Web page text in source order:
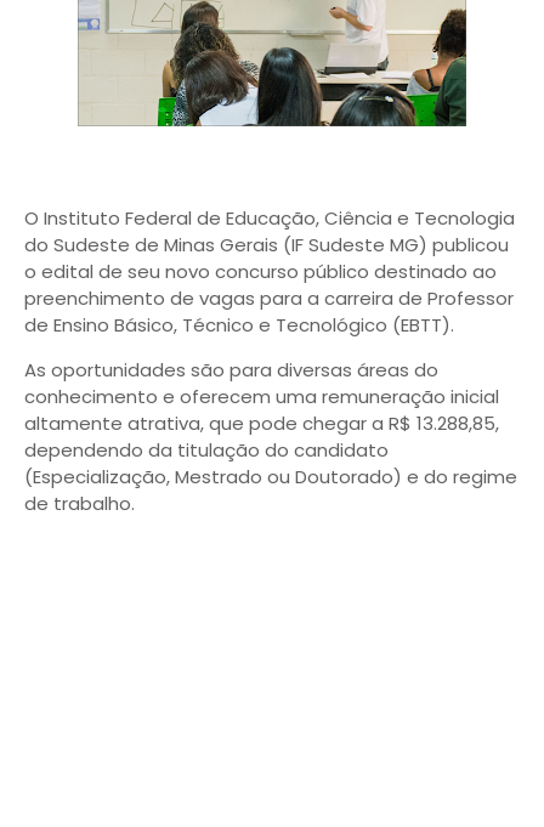
O Instituto Federal de Educação, Ciência e Tecnologia
do Sudeste de Minas Gerais (IF Sudeste MG) publicou
o edital de seu novo concurso público destinado ao
preenchimento de vagas para a carreira de Professor
de Ensino Básico, Técnico e Tecnológico (EBTT).
As oportunidades são para diversas áreas do
conhecimento e oferecem uma remuneração inicial
altamente atrativa, que pode chegar a R$ 13.288,85,
dependendo da titulação do candidato
(Especialização, Mestrado ou Doutorado) e do regime
de trabalho.